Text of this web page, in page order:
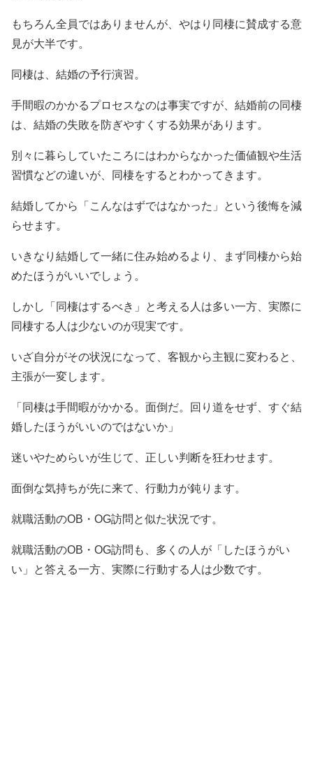
もちろん全員ではありませんが、やはり同棲に賛成する意
見が大半です。
同棲は、結婚の予行演習。
手間暇のかかるプロセスなのは事実ですが、結婚前の同棲
は、結婚の失敗を防ぎやすくする効果があります。
別々に暮らしていたころにはわからなかった価値観や生活
習慣などの違いが、同棲をするとわかってきます。
結婚してから「こんなはずではなかった」という後悔を減
らせます。
いきなり結婚して一緒に住み始めるより、まず同棲から始
めたほうがいいでしょう。
しかし「同棲はするべき」と考える人は多い一方、実際に
同棲する人は少ないのが現実です。
いざ自分がその状況になって、客観から主観に変わると、
主張が一変します。
「同棲は手間暇がかかる。面倒だ。回り道をせず、すぐ結
婚したほうがいいのではないか」
迷いやためらいが生じて、正しい判断を狂わせます。
面倒な気持ちが先に来て、行動力が鈍ります。
就職活動のOB・OG訪問と似た状況です。
就職活動のOB・OG訪問も、多くの人が「したほうがい
い」と答える一方、実際に行動する人は少数です。